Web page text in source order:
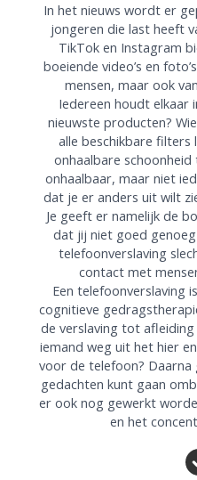
In het nieuws wordt er
jongeren die last heeft
TikTok en Instagram
boeiende video’s en
mensen, maar ook
Iedereen houdt elkaar
nieuwste producten?
alle beschikbare filters
onhaalbare
onhaalbaar, maar niet
dat je er anders uit wilt
Je geeft er namelijk de
dat jij niet goed
telefoonverslaving
contact met
Een telefoonverslaving
cognitieve
de verslaving tot
iemand weg uit het hier
voor de telefoon? Daarna
gedachten kunt gaan
er ook nog gewerkt
en het